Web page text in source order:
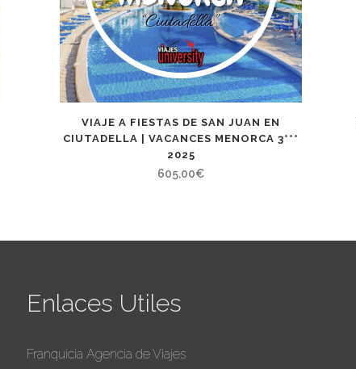
VIAJE A FIESTAS DE SAN JUAN EN
CIUTADELLA | VACANCES MENORCA 3***
2025
605,00€
Enlaces Utiles
Franquicia Agencia de Viajes